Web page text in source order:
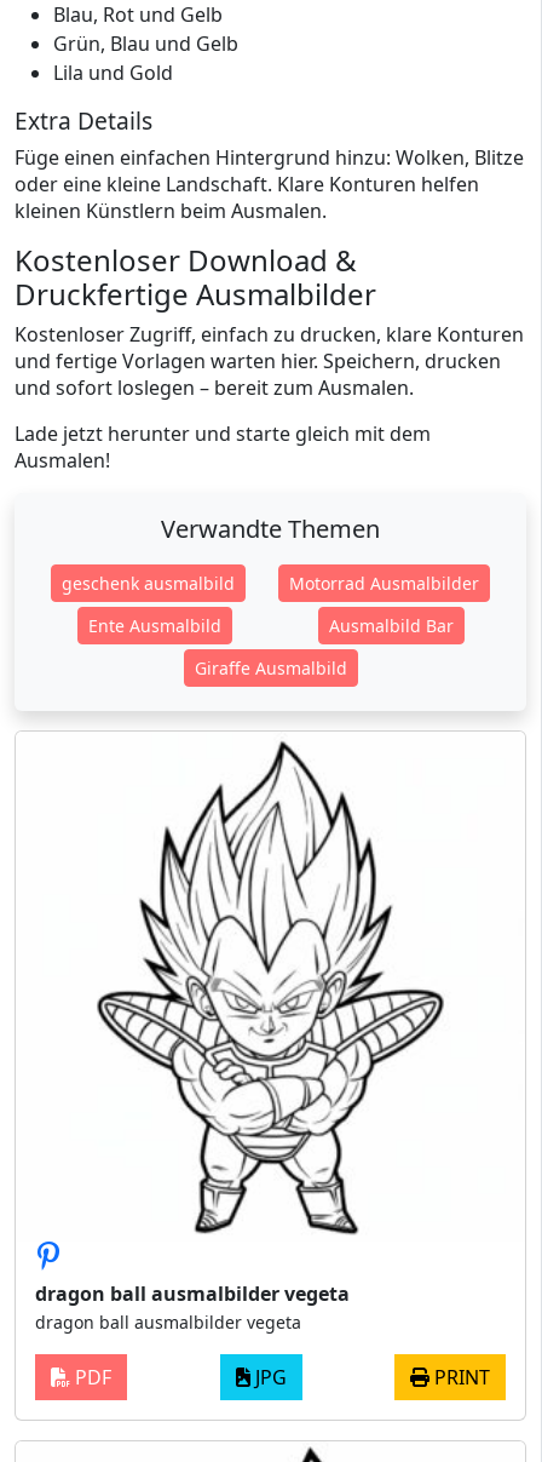
Blau, Rot und Gelb
Grün, Blau und Gelb
Lila und Gold
Extra Details
Füge einen einfachen Hintergrund hinzu: Wolken, Blitze
oder eine kleine Landschaft. Klare Konturen helfen
kleinen Künstlern beim Ausmalen.
Kostenloser Download &
Druckfertige Ausmalbilder
Kostenloser Zugriff, einfach zu drucken, klare Konturen
und fertige Vorlagen warten hier. Speichern, drucken
und sofort loslegen – bereit zum Ausmalen.
Lade jetzt herunter und starte gleich mit dem
Ausmalen!
Verwandte Themen
geschenk ausmalbild
Motorrad Ausmalbilder
Ente Ausmalbild
Ausmalbild Bar
Giraffe Ausmalbild
dragon ball ausmalbilder vegeta
dragon ball ausmalbilder vegeta
PDF JPG PRINT